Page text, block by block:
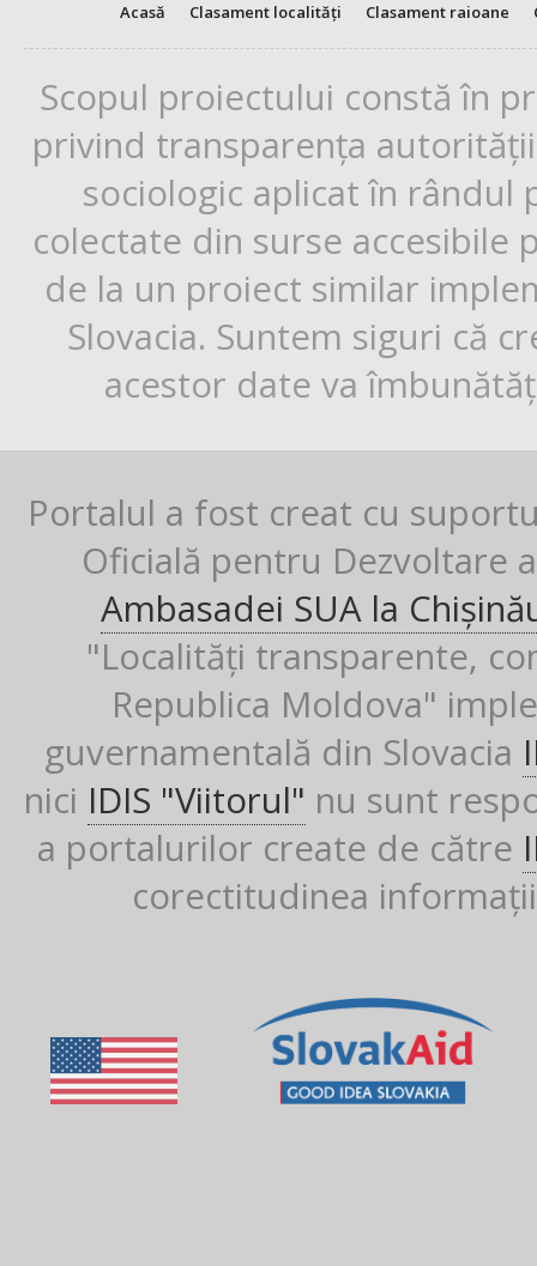
Acasă Clasament localități Clasament raioane
Scopul proiectului constă în
privind transparența
sociologic aplicat în rândul
colectate din surse
de la un proiect similar
Slovacia. Suntem siguri că
acestor date va
Portalul a fost creat cu
Oficială pentru Dezvoltare
Ambasadei SUA la
"Localități transparente,
Republica Moldova"
guvernamentală din Slovacia
nici IDIS "Viitorul" nu sunt
a portalurilor create de către
corectitudinea